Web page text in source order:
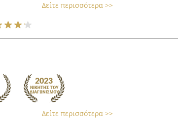
Δείτε περισσότερα >>
Δείτε περισσότερα >>